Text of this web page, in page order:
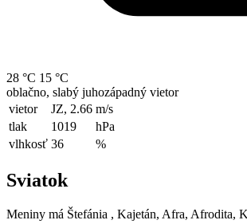
28 °C 15 °C
oblačno, slabý juhozápadný vietor
vietor
JZ, 2.66 m/s
tlak
1019
hPa
vlhkosť 36 %
Sviatok
Meniny má Štefánia , Kajetán, Afra, Afrodita,